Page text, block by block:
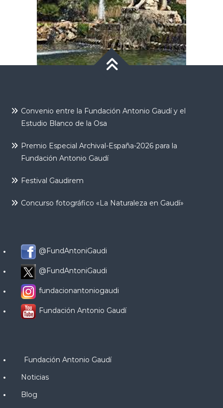
Convenio entre la Fundación Antonio Gaudí y el
Estudio Blanco de la Osa
Premio Especial Archival-España-2026 para la
Fundación Antonio Gaudí
Festival Gaudirem
Concurso fotográfico «La Naturaleza en Gaudí»
@FundAntoniGaudi
@FundAntoniGaudi
fundacionantoniogaudi
Fundación Antonio Gaudí
Fundación Antonio Gaudí
Noticias
Blog